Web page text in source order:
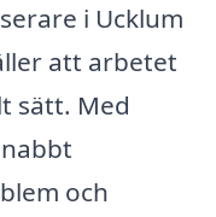
i Ucklum
att arbetet
sätt. Med
och